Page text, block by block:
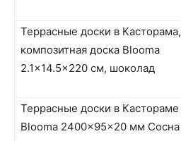
Террасные доски в Касторама,
композитная доска Blooma
2.1×14.5×220 см, шоколад
Террасные доски в Кастораме
Blooma 2400x95x20 мм Сосна